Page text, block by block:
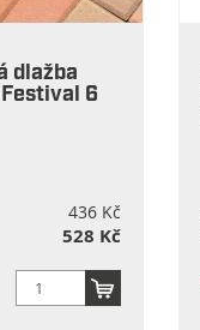
dlažba
6
436 Kč
528 Kč